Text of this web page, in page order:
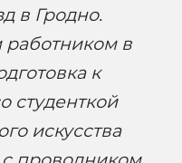
в Гродно.
работником в
к
студенткой
искусства